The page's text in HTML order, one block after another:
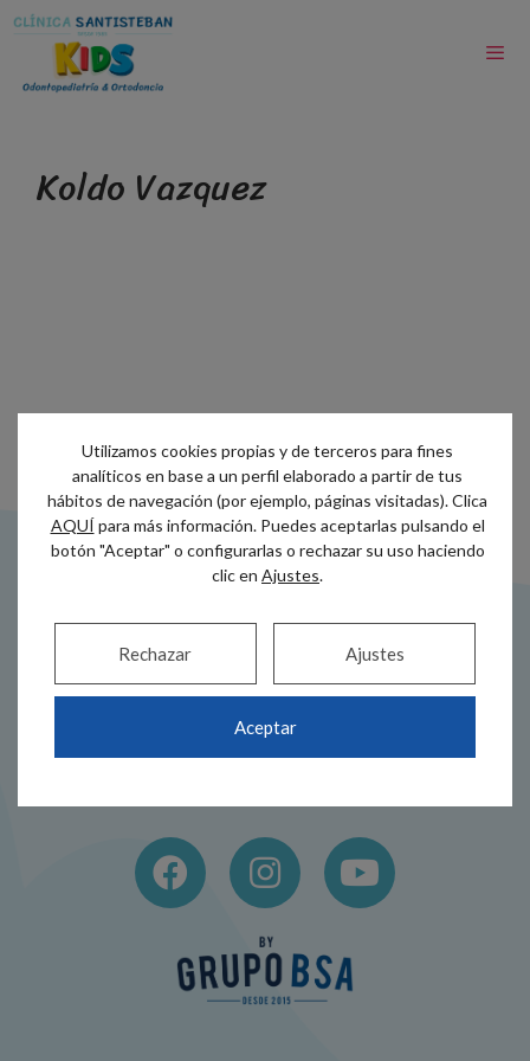
Koldo Vazquez
Dirección
Alameda Recalde
48011 Bilbao
Teléfono
Utilizamos cookies propias y de terceros para fines
analíticos en base a un perfil elaborado a partir de tus
hábitos de navegación (por ejemplo, páginas visitadas). Clica
AQUÍpara más información. Puedes aceptarlas pulsando el
botón "Aceptar" o configurarlas o rechazar su uso haciendo
clic en Ajustes.
Aceptar
Rechazar Ajustes